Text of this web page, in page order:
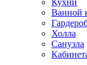
Кухни
Ванной
Холла
Санузла